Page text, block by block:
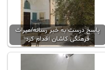
پاسخ درست به خبر رسانه/میراث
فرهنگی کاشان اقدام کرد